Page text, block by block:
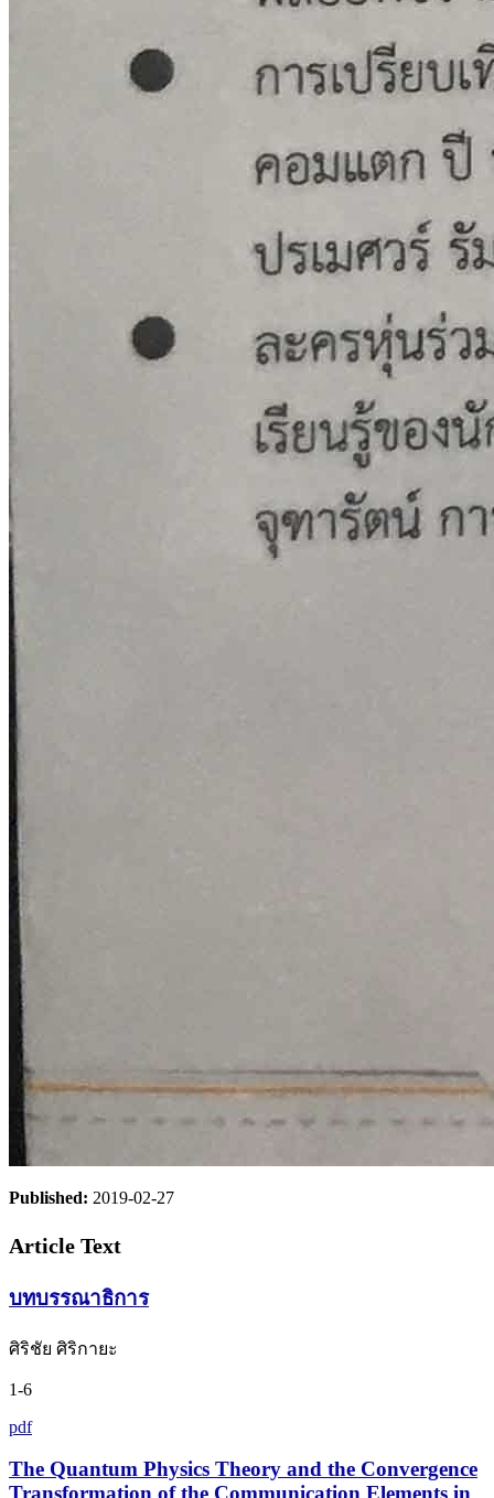
Published: 2019-02-27
Article Text
บทบรรณาธิการ
ศิริชัย ศิริกายะ
1-6
pdf
The Quantum Physics Theory and the Convergence
Transformation of the Communication Elements in